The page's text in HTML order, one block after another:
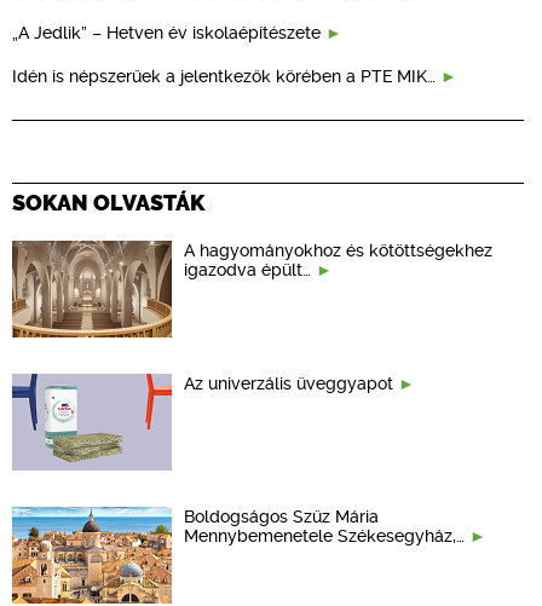
„A Jedlik” – Hetven év iskolaépítészete
Idén is népszerűek a jelentkezők körében a PTE MIK…
SOKAN OLVASTÁK
A hagyományokhoz és kötöttségekhez
igazodva épült…
Az univerzális üveggyapot
Boldogságos Szűz Mária
Mennybemenetele Székesegyház,…